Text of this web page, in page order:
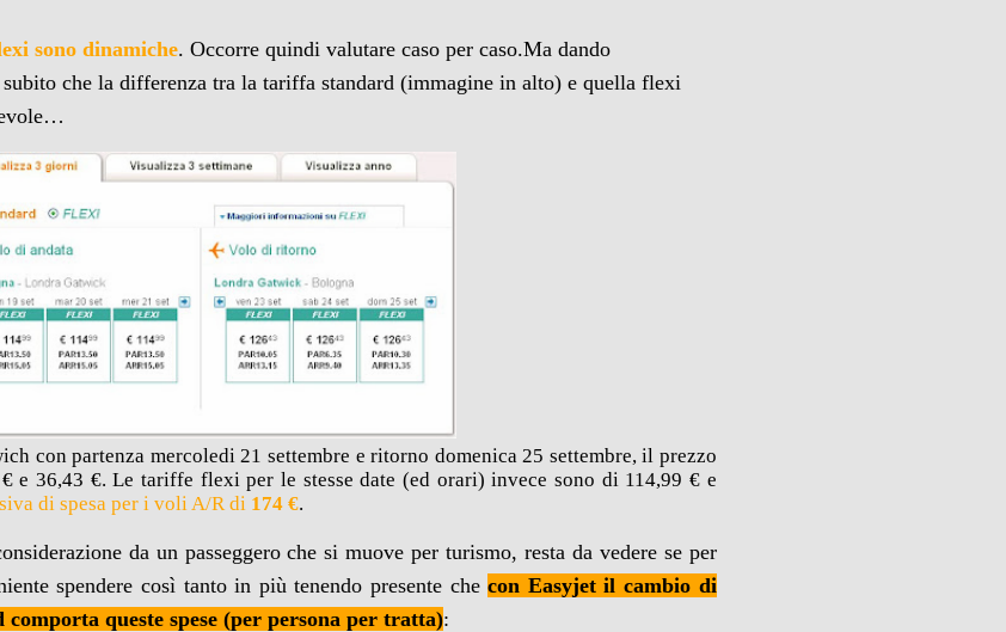
sono dinamiche. Occorre quindi valutare caso per caso.Ma dando
subito che la differenza tra la tariffa standard (immagine in alto) e quella flexi
con partenza mercoledi 21 settembre e ritorno domenica 25 settembre, il prezzo
e 36,43 €. Le tariffe flexi per le stesse date (ed orari) invece sono di 114,99 € e
di spesa per i voli A/R di 174 €.
da un passeggero che si muove per turismo, resta da vedere se per
spendere così tanto in più tenendo presente checon Easyjet il cambio di
queste spese (per persona per tratta):